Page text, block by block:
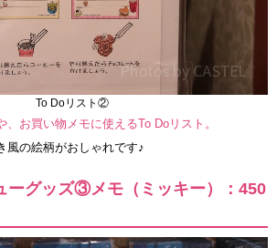
To Doリスト②
お買い物メモに使えるTo Doリスト。
風の絵柄がおしゃれです♪
ーグッズ③メモ（ミッキー）：450